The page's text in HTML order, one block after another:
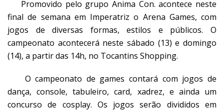
Promovido pelo grupo Anima Con. acontece neste
final de semana em Imperatriz o Arena Games, com
jogos de diversas formas, estilos e públicos. O
campeonato acontecerá neste sábado (13) e domingo
(14), a partir das 14h, no Tocantins Shopping.
O campeonato de games contará com jogos de
dança, console, tabuleiro, card, xadrez, e ainda um
concurso de cosplay. Os jogos serão divididos em